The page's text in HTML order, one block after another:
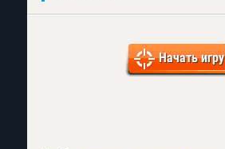
Начать игру